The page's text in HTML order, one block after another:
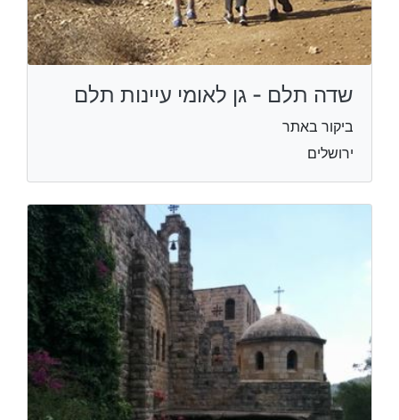
שדה תלם - גן לאומי עיינות תלם
ביקור באתר
ירושלים